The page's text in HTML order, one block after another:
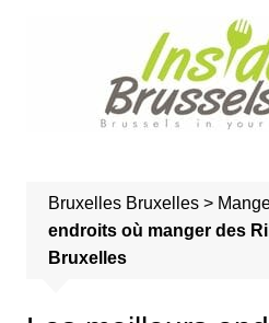
Bruxelles Bruxelles>
endroits où manger des
Bruxelles